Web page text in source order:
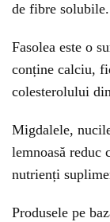
de fibre solubile.
Fasolea este o
conține calciu,
colesterolului
Migdalele,
lemnoasă
nutrienți
Produsele pe